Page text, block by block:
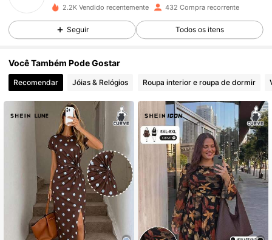
4,69 350 Seguidores
4,69 350 Seguidores
4,69 350 Seguidores
4,69 350 Seguidores
4,69 350 Seguidores
4,69 350 Seguidores
2.2K Vendido recentemente 432 Compra recorrente
Seguir Todos os itens
Você Também Pode Gostar
Recomendar Jóias & Relógios Roupa interior e roupa de dormir